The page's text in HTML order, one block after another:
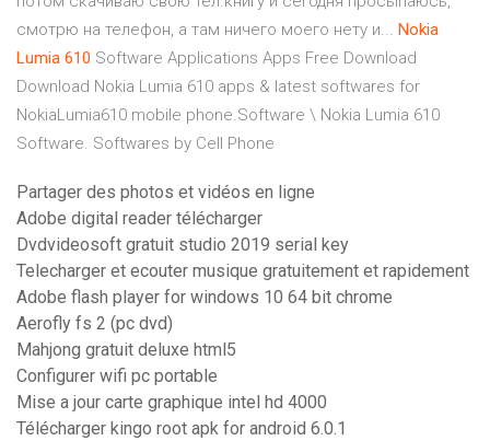
смотрю на телефон, а там ничего моего нету и... Nokia
Lumia 610 Software Applications Apps Free Download
Download Nokia Lumia 610 apps & latest softwares for
NokiaLumia610 mobile phone.Software \ Nokia Lumia 610
Software. Softwares by Cell Phone
Partager des photos et vidéos en ligne
Adobe digital reader télécharger
Dvdvideosoft gratuit studio 2019 serial key
Telecharger et ecouter musique gratuitement et rapidement
Adobe flash player for windows 10 64 bit chrome
Aerofly fs 2 (pc dvd)
Mahjong gratuit deluxe html5
Configurer wifi pc portable
Mise a jour carte graphique intel hd 4000
Télécharger kingo root apk for android 6.0.1